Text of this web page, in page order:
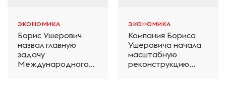
ЭКОНОМИКА
Борис Ушерович
назвал главную
задачу
Международного
ЭКОНОМИКА
Компания Бориса
Ушеровича начала
масштабную
реконструкцию